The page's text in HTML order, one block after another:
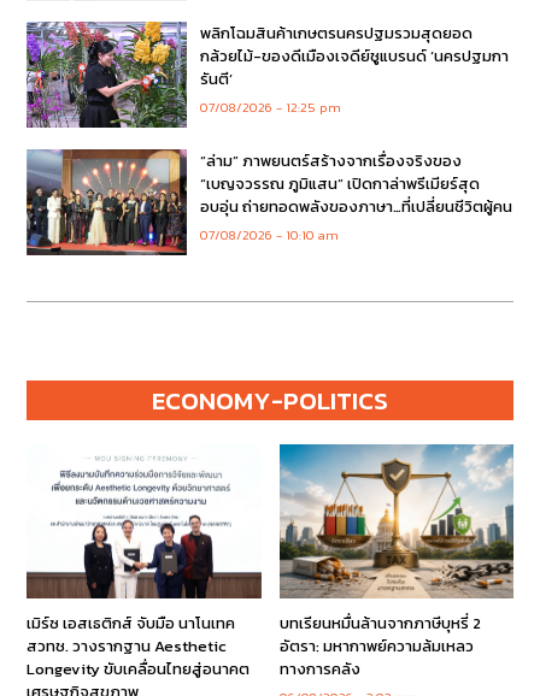
พลิกโฉมสินค้าเกษตรนครปฐมรวมสุดยอด
กล้วยไม้-ของดีเมืองเจดีย์ชูแบรนด์ ‘นครปฐมกา
รันตี’
07/08/2026 12:25 pm
“ล่าม” ภาพยนตร์สร้างจากเรื่องจริงของ
“เบญจวรรณ ภูมิแสน” เปิดกาล่าพรีเมียร์สุด
อบอุ่น ถ่ายทอดพลังของภาษา…ที่เปลี่ยนชีวิตผู้คน
07/08/2026 10:10 am
ECONOMY-POLITICS
เมิร์ซ เอสเธติกส์ จับมือ นาโนเทค
สวทช. วางรากฐาน Aesthetic
Longevity ขับเคลื่อนไทยสู่อนาคต
บทเรียนหมื่นล้านจากภาษีบุหรี่ 2
อัตรา: มหากาพย์ความล้มเหลว
ทางการคลัง